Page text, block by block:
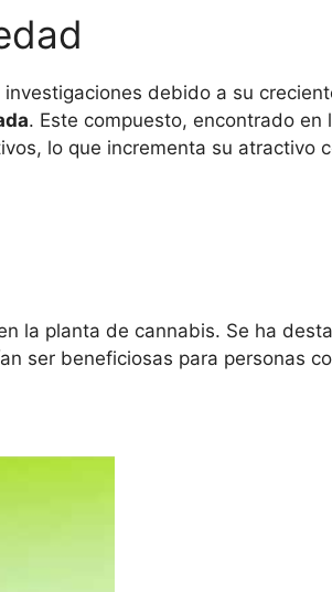
debido a su
. Este compuesto, encontrado
lo que incrementa su atractivo
la planta de cannabis. Se ha
ser beneficiosas para personas